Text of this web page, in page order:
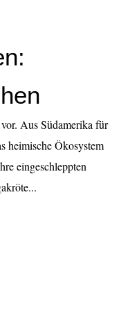
Aus Südamerika für
heimische Ökosystem
eingeschleppten